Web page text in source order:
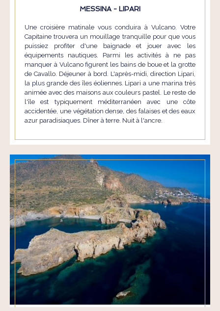
MESSINA - LIPARI
Une croisière matinale vous conduira à Vulcano. Votre
Capitaine trouvera un mouillage tranquille pour que vous
puissiez profiter d'une baignade et jouer avec les
équipements nautiques. Parmi les activités à ne pas
manquer à Vulcano figurent les bains de boue et la grotte
de Cavallo. Déjeuner à bord. L'après-midi, direction Lipari,
la plus grande des îles éoliennes. Lipari a une marina très
animée avec des maisons aux couleurs pastel. Le reste de
l'île est typiquement méditerranéen avec une côte
accidentée, une végétation dense, des falaises et des eaux
azur paradisiaques. Dîner à terre. Nuit à l'ancre.